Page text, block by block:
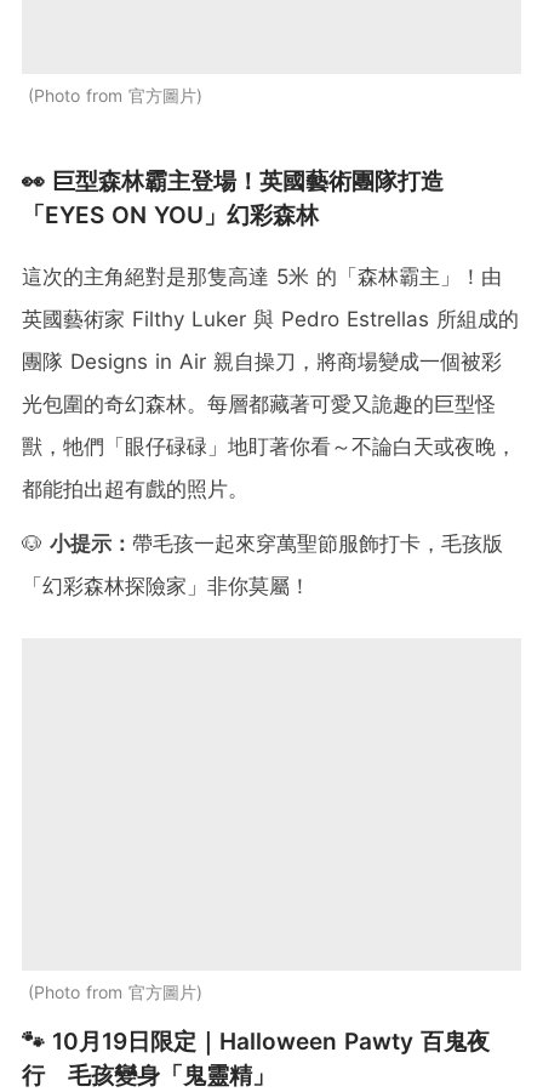
Photo from 官方圖片
👀 巨型森林霸主登場！英國藝術團隊打造
「EYES ON YOU」幻彩森林
這次的主角絕對是那隻高達 5米 的「森林霸主」！由
英國藝術家 Filthy Luker 與 Pedro Estrellas 所組成的
團隊 Designs in Air 親自操刀，將商場變成一個被彩
光包圍的奇幻森林。每層都藏著可愛又詭趣的巨型怪
獸，牠們「眼仔碌碌」地盯著你看～不論白天或夜晚，
都能拍出超有戲的照片。
🐶 小提示： 帶毛孩一起來穿萬聖節服飾打卡，毛孩版
「幻彩森林探險家」非你莫屬！
Photo from 官方圖片
🐾 10月19日限定｜Halloween Pawty 百鬼夜
行 毛孩變身「鬼靈精」